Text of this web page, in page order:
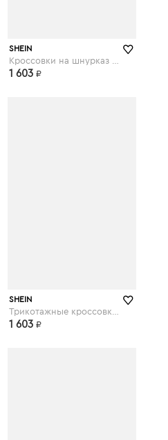
SHEIN
1 603 ₽
SHEIN
1 603 ₽